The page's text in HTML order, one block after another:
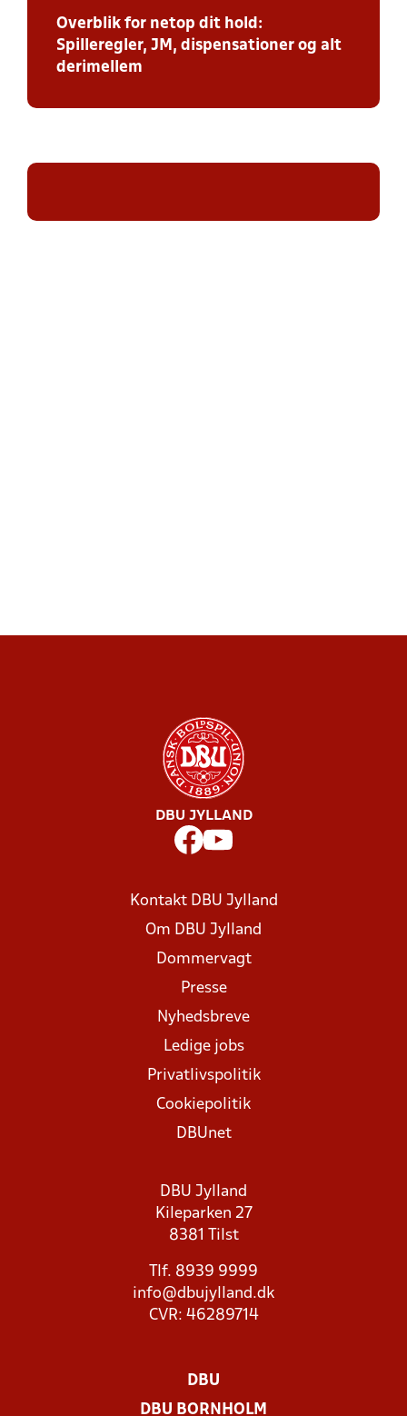
Overblik for netop dit hold:
Spilleregler, JM, dispensationer og alt
derimellem
DBU JYLLAND
Kontakt DBU Jylland
Om DBU Jylland
Dommervagt
Presse
Nyhedsbreve
Ledige jobs
Privatlivspolitik
Cookiepolitik
DBUnet
DBU Jylland
Kileparken 27
8381 Tilst
Tlf. 8939 9999
info@dbujylland.dk
CVR: 46289714
DBU
DBU BORNHOLM